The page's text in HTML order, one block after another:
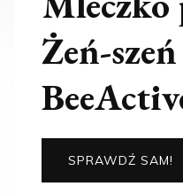
Żeń-
SPRAWDŹ SAM!